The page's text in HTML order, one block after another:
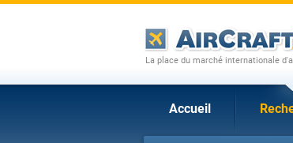
La place du marché internationale
Accueil